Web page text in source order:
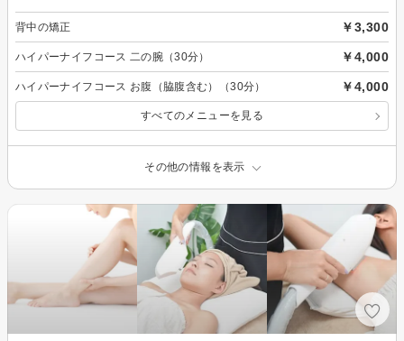
背中の矯正 ￥3,300
ハイパーナイフコース 二の腕（30分） ￥4,000
ハイパーナイフコース お腹（脇腹含む）（30分） ￥4,000
すべてのメニューを見る
その他の情報を表示